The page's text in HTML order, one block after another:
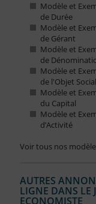
Modèle et
de Durée
Modèle et
de Gérant
Modèle et
de
Modèle et
de l'Objet Social
Modèle et
du Capital
Modèle et
d’Activité
Voir tous nos
AUTRES
LIGNE DANS LE
ECONOMISTE